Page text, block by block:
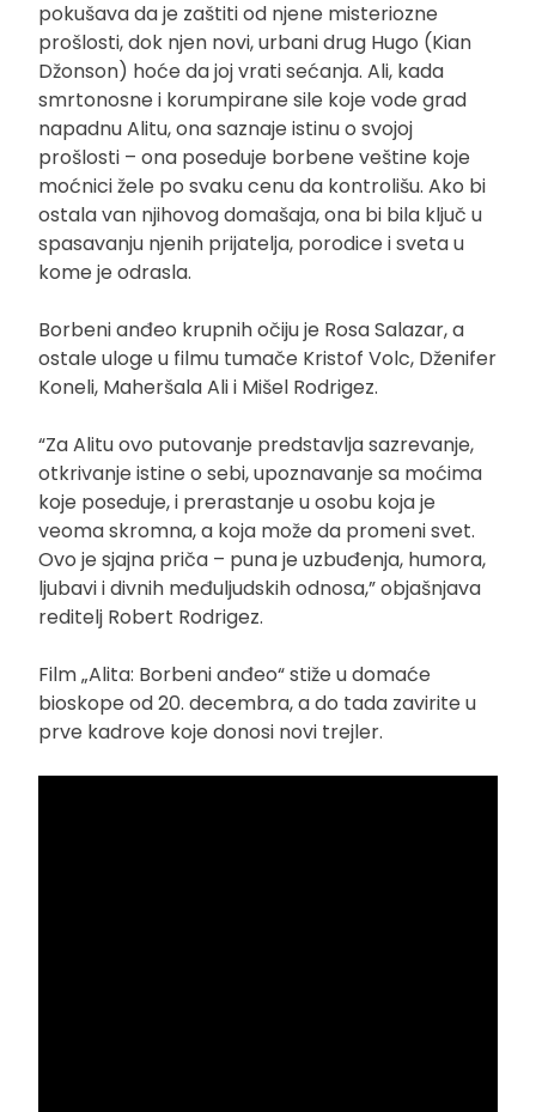
pokušava da je zaštiti od njene misteriozne
prošlosti, dok njen novi, urbani drug Hugo (Kian
Džonson) hoće da joj vrati sećanja. Ali, kada
smrtonosne i korumpirane sile koje vode grad
napadnu Alitu, ona saznaje istinu o svojoj
prošlosti – ona poseduje borbene veštine koje
moćnici žele po svaku cenu da kontrolišu. Ako bi
ostala van njihovog domašaja, ona bi bila ključ u
spasavanju njenih prijatelja, porodice i sveta u
kome je odrasla.
Borbeni anđeo krupnih očiju je Rosa Salazar, a
ostale uloge u filmu tumače Kristof Volc, Dženifer
Koneli, Maheršala Ali i Mišel Rodrigez.
“Za Alitu ovo putovanje predstavlja sazrevanje,
otkrivanje istine o sebi, upoznavanje sa moćima
koje poseduje, i prerastanje u osobu koja je
veoma skromna, a koja može da promeni svet.
Ovo je sjajna priča – puna je uzbuđenja, humora,
ljubavi i divnih međuljudskih odnosa,” objašnjava
reditelj Robert Rodrigez.
Film „Alita: Borbeni anđeo“ stiže u domaće
bioskope od 20. decembra, a do tada zavirite u
prve kadrove koje donosi novi trejler.